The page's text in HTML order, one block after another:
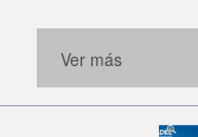
Ver más